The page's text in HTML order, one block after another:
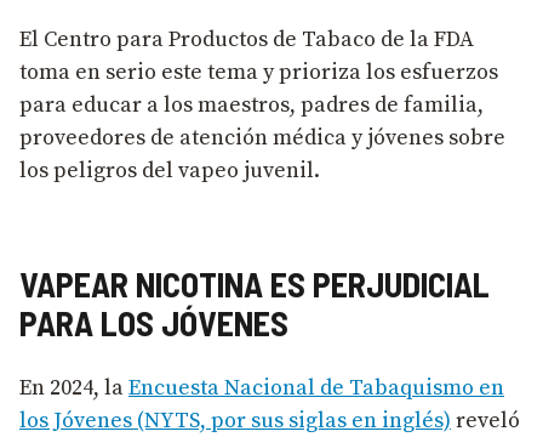
El Centro para Productos de Tabaco de la FDA
toma en serio este tema y prioriza los esfuerzos
para educar a los maestros, padres de familia,
proveedores de atención médica y jóvenes sobre
los peligros del vapeo juvenil.
VAPEAR NICOTINA ES PERJUDICIAL
PARA LOS JÓVENES
En 2024, laEncuesta Nacional de Tabaquismo en
los Jóvenes (NYTS, por sus siglas en inglés) reveló